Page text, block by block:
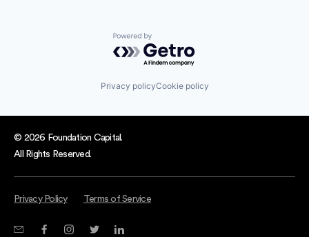
Powered by Getro.com
Privacy policyCookie policy
© 2026 Foundation Capital.
All Rights Reserved.
Privacy Policy Terms of Service